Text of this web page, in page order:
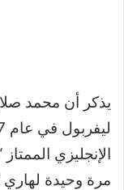
يذكر أن محمد
مرة وحيدة لهاري